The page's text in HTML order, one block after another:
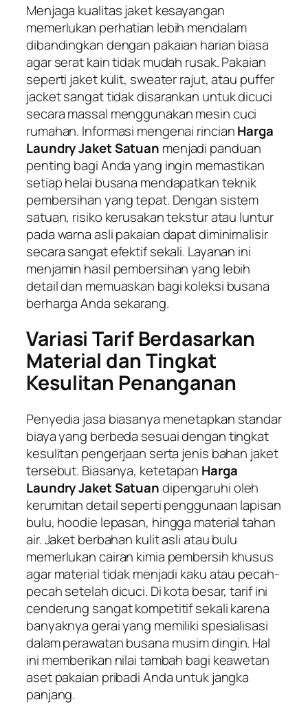
Menjaga kualitas jaket kesayangan
memerlukan perhatian lebih mendalam
dibandingkan dengan pakaian harian biasa
agar serat kain tidak mudah rusak. Pakaian
seperti jaket kulit, sweaterrajut, atau puffer
jacketsangat tidak disarankan untuk dicuci
secara massal menggunakan mesin cuci
rumahan. Informasi mengenai rincianHarga
Laundry Jaket Satuan menjadi panduan
penting bagi Anda yang ingin memastikan
setiap helai busana mendapatkan teknik
pembersihan yang tepat. Dengan sistem
satuan, risiko kerusakan tekstur atau luntur
pada warna asli pakaian dapat diminimalisir
secara sangat efektif sekali. Layanan ini
menjamin hasil pembersihan yang lebih
detail dan memuaskan bagi koleksi busana
berharga Anda sekarang.
Variasi Tarif Berdasarkan
Material dan Tingkat
Kesulitan Penanganan
Penyedia jasa biasanya menetapkan standar
biaya yang berbeda sesuai dengan tingkat
kesulitan pengerjaan serta jenis bahan jaket
tersebut. Biasanya, ketetapan Harga
Laundry Jaket Satuandipengaruhi oleh
kerumitan detail seperti penggunaan lapisan
bulu, hoodie lepasan, hingga material tahan
air. Jaket berbahan kulit asli atau bulu
memerlukan cairan kimia pembersih khusus
agar material tidak menjadi kaku atau pecah-
pecah setelah dicuci. Di kota besar, tarif ini
cenderung sangat kompetitif sekali karena
banyaknya gerai yang memiliki spesialisasi
dalam perawatan busana musim dingin. Hal
ini memberikan nilai tambah bagi keawetan
aset pakaian pribadi Anda untuk jangka
panjang.